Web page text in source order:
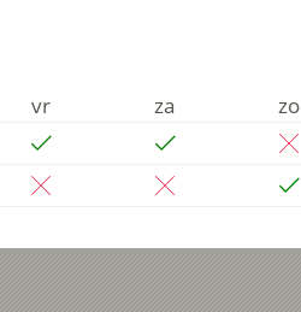
vr za
zo